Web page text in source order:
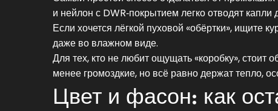
и нейлон с DWR‑покрытием легко отводят
Если хочется лёгкой пуховой «обёртки», ищите
даже во влажном виде.
Для тех, кто не любит ощущать «коробку», стоит
менее громоздкие, но всё равно держат тепло,
Цвет и фасон: как